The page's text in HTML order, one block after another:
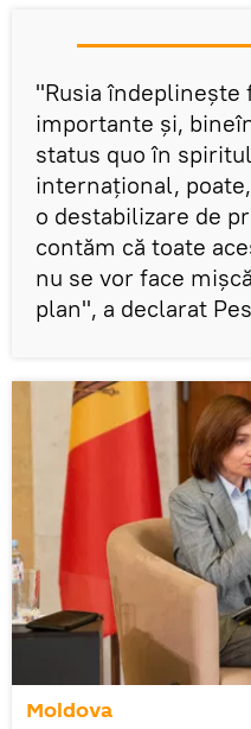
"Rusia
importante și,
status quo în
internațional,
o destabilizare de
contăm că toate
nu se vor face
plan", a declarat
Moldova